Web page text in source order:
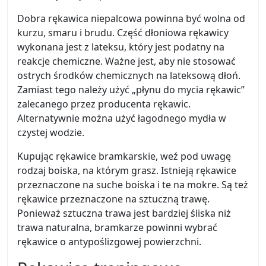
Dobra rękawica niepalcowa powinna być wolna od
kurzu, smaru i brudu. Część dłoniowa rękawicy
wykonana jest z lateksu, który jest podatny na
reakcje chemiczne. Ważne jest, aby nie stosować
ostrych środków chemicznych na lateksową dłoń.
Zamiast tego należy użyć „płynu do mycia rękawic”
zalecanego przez producenta rękawic.
Alternatywnie można użyć łagodnego mydła w
czystej wodzie.
Kupując rękawice bramkarskie, weź pod uwagę
rodzaj boiska, na którym grasz. Istnieją rękawice
przeznaczone na suche boiska i te na mokre. Są też
rękawice przeznaczone na sztuczną trawę.
Ponieważ sztuczna trawa jest bardziej śliska niż
trawa naturalna, bramkarze powinni wybrać
rękawice o antypoślizgowej powierzchni.